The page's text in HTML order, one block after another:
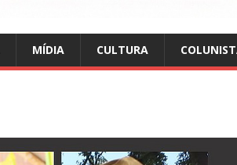
MÍDIA CULTURA